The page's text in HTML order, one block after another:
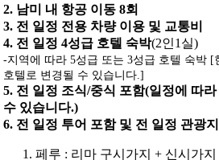
2. 남미 내 항공 이동 8회
3. 전 일정 전용 차량 이용 및 교통비
4. 전 일정 4성급 호텔 숙박(2인1실)
-지역에 따라 5성급 또는 3성급 호텔 숙박 [
호텔로 변경될 수 있습니다.]
5. 전 일정 조식/중식 포함(일정에 따
수 있습니다.)
6. 전 일정 투어 포함 및 전 일정 관광
페루 : 리마 구시가지 + 신시가